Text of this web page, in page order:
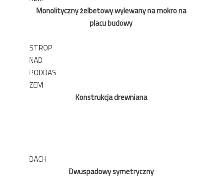
Monolityczny żelbetowy wylewany na mokro na
placu budowy
STROP
NAD
PODDAS
ZEM
Konstrukcja drewniana
DACH
Dwuspadowy symetryczny